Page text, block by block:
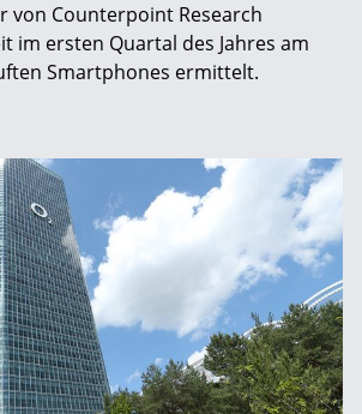
von Counterpoint Research
im ersten Quartal des Jahres am
Smartphones ermittelt.